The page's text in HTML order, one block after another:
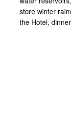
store winter
the Hotel,